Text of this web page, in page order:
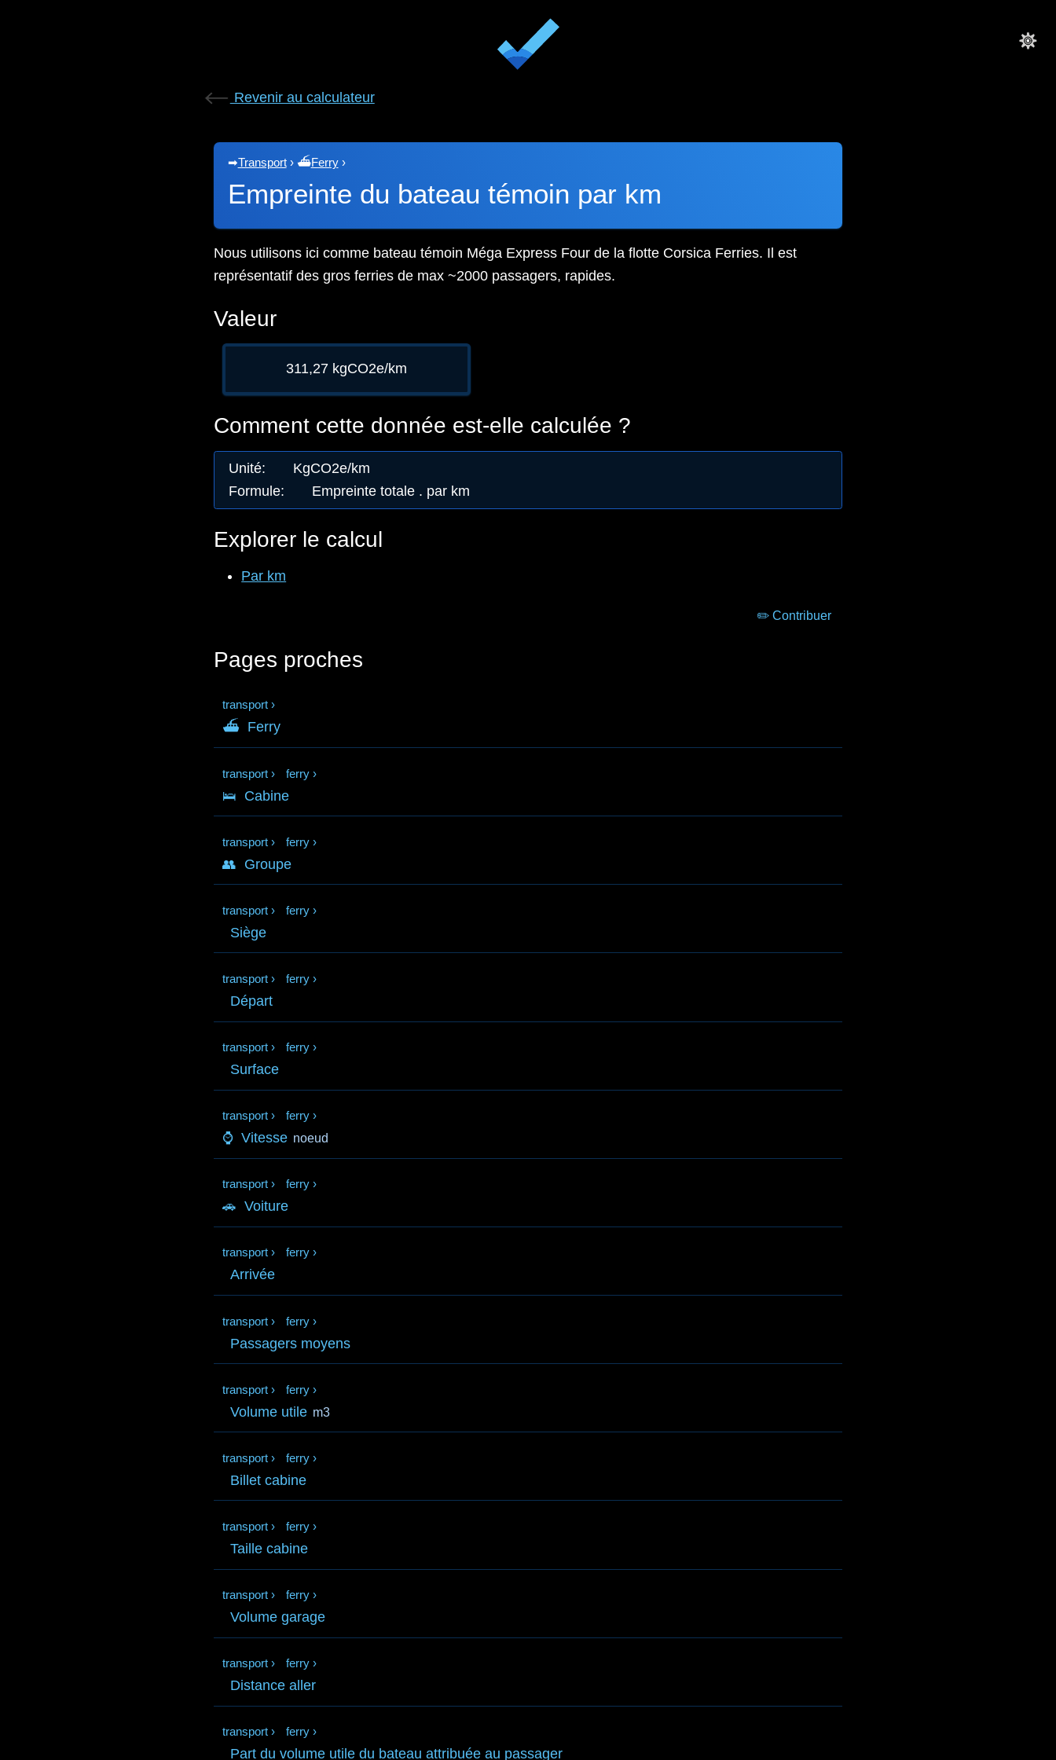
Revenir au calculateur
➡Transport› ⛴Ferry›
Empreinte du bateau témoin par km
Nous utilisons ici comme bateau témoin Méga Express Four de la flotte Corsica Ferries. Il est
représentatif des gros ferries de max ~2000 passagers, rapides.
Valeur
311,27 kgCO2e/km
Comment cette donnée est-elle calculée ?
Unité:
KgCO2e/km
Formule: Empreinte totale . par km
Explorer le calcul
Par km
✏️ Contribuer
Pages proches
transport ›
⛴ Ferry
transport › ferry ›
🛌 Cabine
transport › ferry ›
👥 Groupe
transport › ferry ›
Siège
transport › ferry ›
Départ
transport › ferry ›
Surface
transport › ferry ›
⌚ Vitesse noeud
transport › ferry ›
🚗 Voiture
transport › ferry ›
Arrivée
transport › ferry ›
Passagers moyens
transport › ferry ›
Volume utile m3
transport › ferry ›
Billet cabine
transport › ferry ›
Taille cabine
transport › ferry ›
Volume garage
transport › ferry ›
Distance aller
transport › ferry ›
Part du volume utile du bateau attribuée au passager